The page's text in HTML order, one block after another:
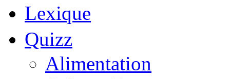
Lexique
Quizz
Alimentation